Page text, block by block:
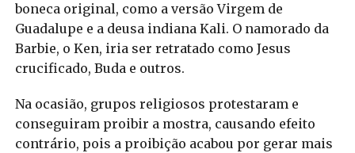
boneca original, como a versão Virgem de
Guadalupe e a deusa indiana Kali. O namorado da
Barbie, o Ken, iria ser retratado como Jesus
crucificado, Buda e outros.
Na ocasião, grupos religiosos protestaram e
conseguiram proibir a mostra, causando efeito
contrário, pois a proibição acabou por gerar mais